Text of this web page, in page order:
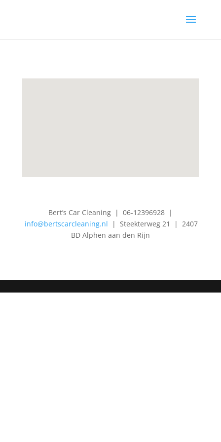
Bert’s Car Cleaning | 06-12396928 |
info@bertscarcleaning.nl | Steekterweg 21 | 2407
BD Alphen aan den Rijn